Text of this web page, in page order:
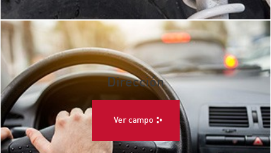
Dirección
Ver campo